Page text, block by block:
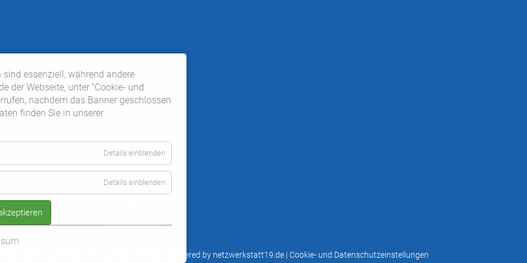
NACH OBEN
powered by netzwerkstatt19.de | Cookie- und Datenschutzeinstellungen
essenziell, während andere
der Webseite, unter "Cookie- und
nachdem das Banner geschlossen
finden Sie in unserer
Details einblenden
Details einblenden